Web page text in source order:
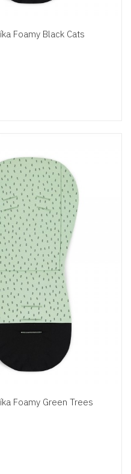
Foamy Black Cats
Foamy Green Trees